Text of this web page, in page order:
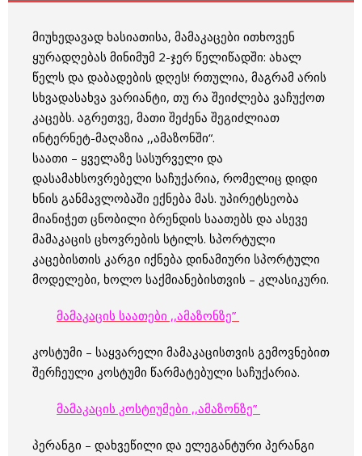
მიუხედავად ხასიათისა, მამაკაცები ითხოვენ
ყურადღებას მინიმუმ 2-ჯერ წელიწადში: ახალ
წელს და დაბადების დღეს! რთულია, მაგრამ არის
სხვადასახვა ვარიანტი, თუ რა შეიძლება ვაჩუქოთ
კაცებს. აგრეთვე, მათი შეძენა შეგიძლიათ
ინტერნეტ-მაღაზია ,,ამაზონში“.
საათი – ყველაზე სასურველი და
დასამახსოვრებელი საჩუქარია, რომელიც დიდი
ხნის განმავლობაში ექნება მას. უპირეტსეობა
მიანიჭეთ ცნობილი ბრენდის საათებს და ასევე
მამაკაცის ცხოვრების სტილს. სპორტული
კაცებისთის კარგი იქნება დინამიური სპორტული
მოდელები, ხოლო საქმიანებისთვის – კლასიკური.
მამაკაცის საათები ,,ამაზონზე”
კოსტუმი – საყვარელი მამაკაცისთვის გემოვნებით
შერჩეული კოსტუმი წარმატებული საჩუქარია.
მამაკაცის კოსტიუმები ,,ამაზონზე”
პერანგი – დახვეწილი და ელეგანტური პერანგი